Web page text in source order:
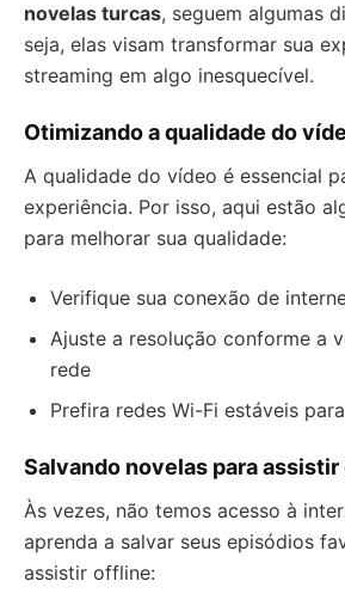
novelas turcas, seguem algumas
seja, elas visam transformar sua
streaming em algo inesquecível.
Otimizando a qualidade do
A qualidade do vídeo é essencial
experiência. Por isso, aqui estão
para melhorar sua qualidade:
Verifique sua conexão de
Ajuste a resolução conforme a
rede
Prefira redes Wi-Fi estáveis
Salvando novelas para
Às vezes, não temos acesso à
aprenda a salvar seus episódios
assistir offline: